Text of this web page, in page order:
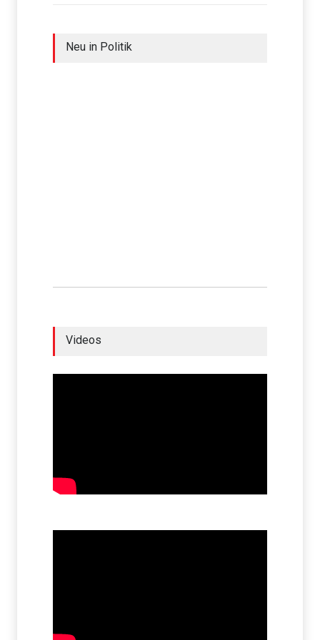
Neu in Politik
Videos